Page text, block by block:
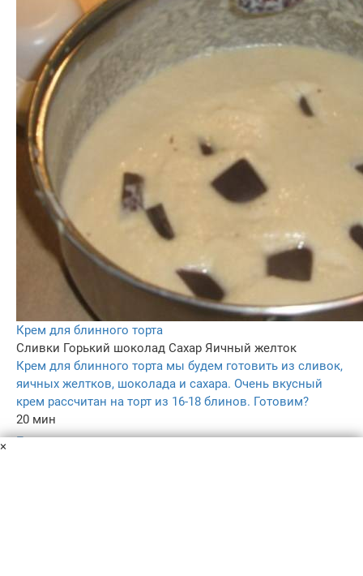
Крем для блинного торта
Сливки Горький шоколад Сахар Яичный желток
Крем для блинного торта мы будем готовить из сливок,
яичных желтков, шоколада и сахара. Очень вкусный
крем рассчитан на торт из 16-18 блинов. Готовим?
20 мин
–
×